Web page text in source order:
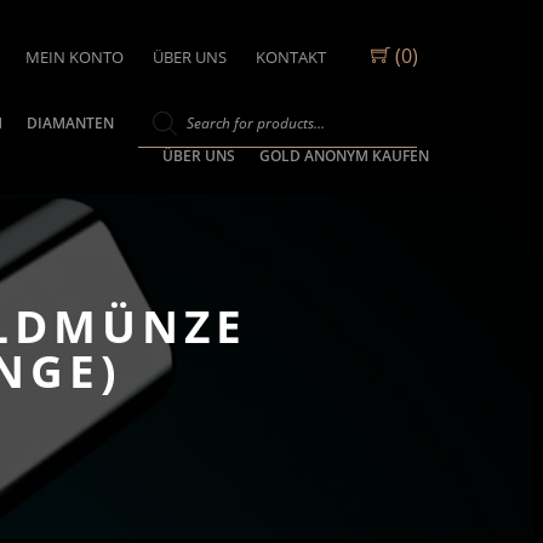
(0)
MEIN KONTO ÜBER UNS KONTAKT
DIAMANTEN
ÜBER UNS
GOLD ANONYM KAUFEN